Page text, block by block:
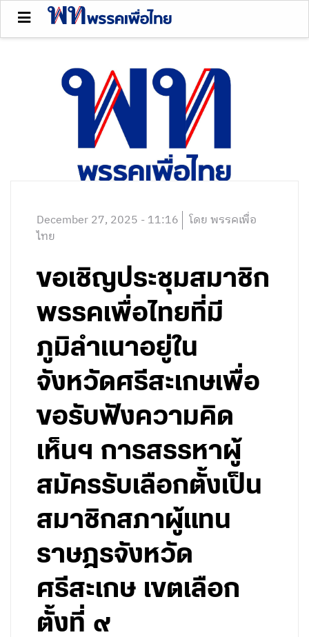
December 27, 2025 - 11:16 โดย พรรคเพื่อ
ไทย
ขอเชิญประชุมสมาชิก
พรรคเพื่อไทยที่มี
ภูมิลำเนาอยู่ใน
จังหวัดศรีสะเกษเพื่อ
ขอรับฟังความคิด
เห็นฯ การสรรหาผู้
สมัครรับเลือกตั้งเป็น
สมาชิกสภาผู้แทน
ราษฎรจังหวัด
ศรีสะเกษ เขตเลือก
ตั้งที่ ๙